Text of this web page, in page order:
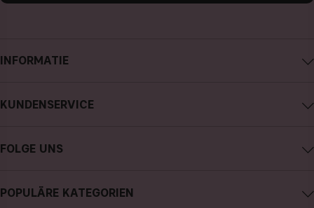
INFORMATIE
Über CAIA Cosmetics
Datenschutzerklärung
KUNDENSERVICE
Kauf widerrufen
FOLGE UNS
Facebook
POPULÄRE KATEGORIEN